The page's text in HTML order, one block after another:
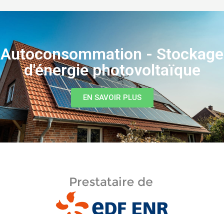
Autoconsommation - Stockage
d'énergie photovoltaïque
EN SAVOIR PLUS